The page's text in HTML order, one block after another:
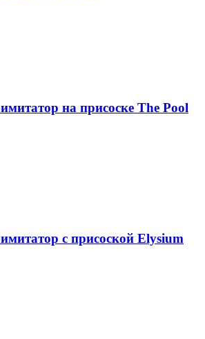
на присоске The Pool
с присоской Elysium